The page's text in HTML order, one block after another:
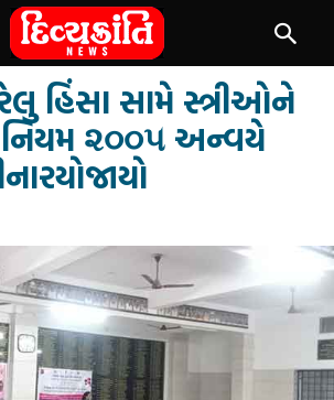
હિંસા સામે સ્ત્રીઓને
૨૦૦૫ અન્વયે